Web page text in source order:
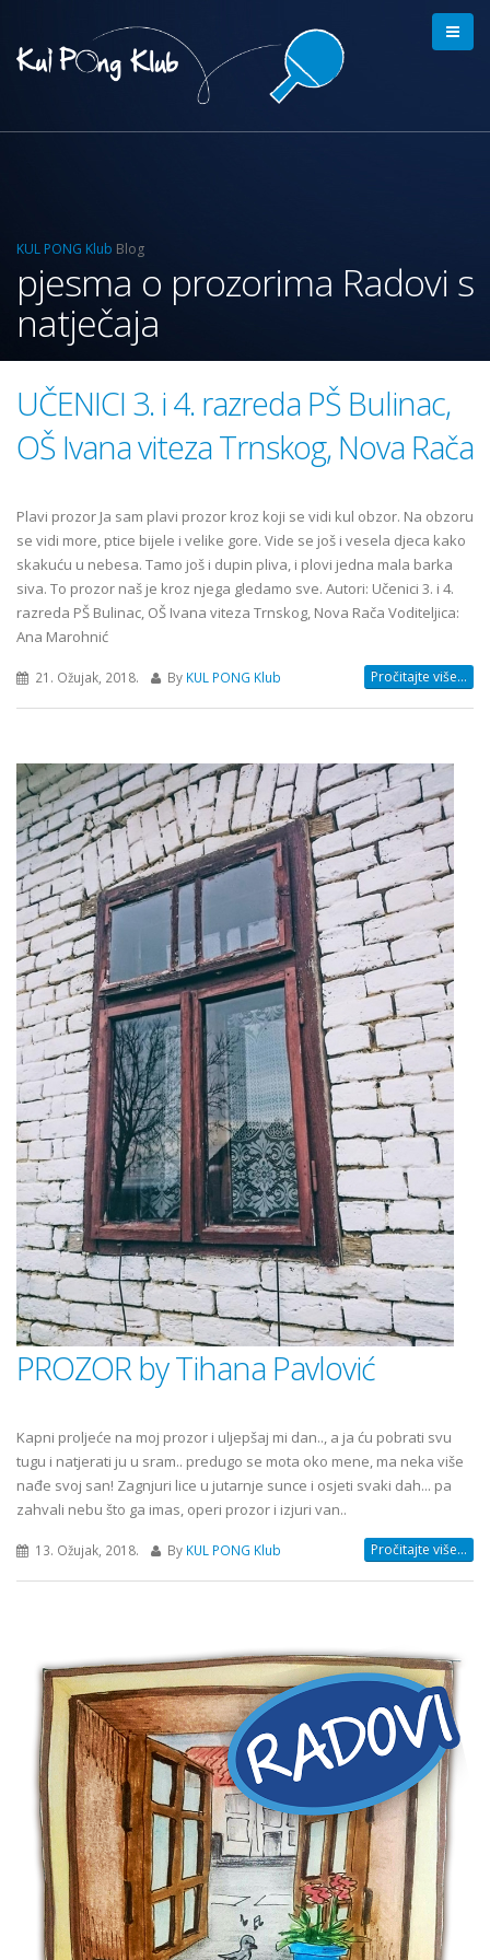
KUL PONG Klub Blog
pjesma o prozorima Radovi s
natječaja
UČENICI 3. i 4. razreda PŠ Bulinac,
OŠ Ivana viteza Trnskog, Nova Rača
Plavi prozor Ja sam plavi prozor kroz koji se vidi kul obzor. Na obzoru
se vidi more, ptice bijele i velike gore. Vide se još i vesela djeca kako
skakuću u nebesa. Tamo još i dupin pliva, i plovi jedna mala barka
siva. To prozor naš je kroz njega gledamo sve. Autori: Učenici 3. i 4.
razreda PŠ Bulinac, OŠ Ivana viteza Trnskog, Nova Rača Voditeljica:
Ana Marohnić
21. Ožujak, 2018. By KUL PONG Klub Pročitajte više...
PROZOR by Tihana Pavlović
Kapni proljeće na moj prozor i uljepšaj mi dan.., a ja ću pobrati svu
tugu i natjerati ju u sram.. predugo se mota oko mene, ma neka više
nađe svoj san! Zagnjuri lice u jutarnje sunce i osjeti svaki dah... pa
zahvali nebu što ga imas, operi prozor i izjuri van..
13. Ožujak, 2018. By KUL PONG Klub Pročitajte više...